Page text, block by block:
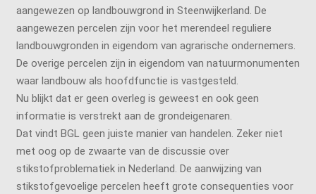
aangewezen op landbouwgrond in Steenwijkerland. De
aangewezen percelen zijn voor het merendeel reguliere
landbouwgronden in eigendom van agrarische ondernemers.
De overige percelen zijn in eigendom van natuurmonumenten
waar landbouw als hoofdfunctie is vastgesteld.
Nu blijkt dat er geen overleg is geweest en ook geen
informatie is verstrekt aan de grondeigenaren.
Dat vindt BGL geen juiste manier van handelen. Zeker niet
met oog op de zwaarte van de discussie over
stikstofproblematiek in Nederland. De aanwijzing van
stikstofgevoelige percelen heeft grote consequenties voor